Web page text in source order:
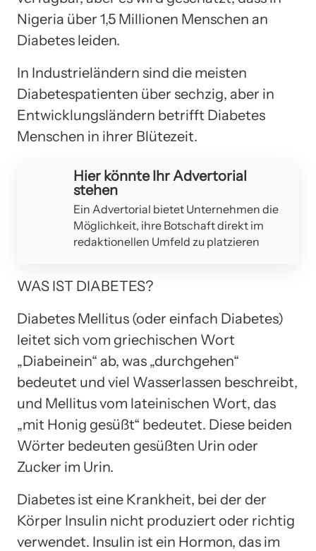
Nigeria über 1,5 Millionen Menschen an
Diabetes leiden.
In Industrieländern sind die meisten
Diabetespatienten über sechzig, aber in
Entwicklungsländern betrifft Diabetes
Menschen in ihrer Blütezeit.
Hier könnte Ihr Advertorial
stehen
Ein Advertorial bietet Unternehmen die
Möglichkeit, ihre Botschaft direkt im
redaktionellen Umfeld zu platzieren
WAS IST DIABETES?
Diabetes Mellitus (oder einfach Diabetes)
leitet sich vom griechischen Wort
„Diabeinein“ ab, was „durchgehen“
bedeutet und viel Wasserlassen beschreibt,
und Mellitus vom lateinischen Wort, das
„mit Honig gesüßt“ bedeutet. Diese beiden
Wörter bedeuten gesüßten Urin oder
Zucker im Urin.
Diabetes ist eine Krankheit, bei der der
Körper Insulin nicht produziert oder richtig
verwendet. Insulin ist ein Hormon, das im